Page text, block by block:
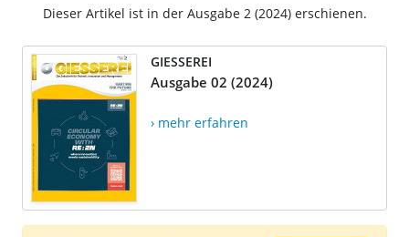
Dieser Artikel ist in der Ausgabe 2 (2024) erschienen.
GIESSEREI
Ausgabe 02 (2024)
› mehr erfahren